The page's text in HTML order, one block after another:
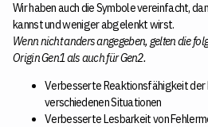
Wir haben auch die Symbole vereinfacht,
kannst und weniger abgelenkt wirst.
Wenn nicht anders angegeben, gelten die
Origin Gen1 als auch für Gen2.
Verbesserte Reaktionsfähigkeit der
verschiedenen Situationen
Verbesserte Lesbarkeit von